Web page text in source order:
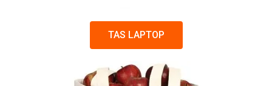
TAS LAPTOP